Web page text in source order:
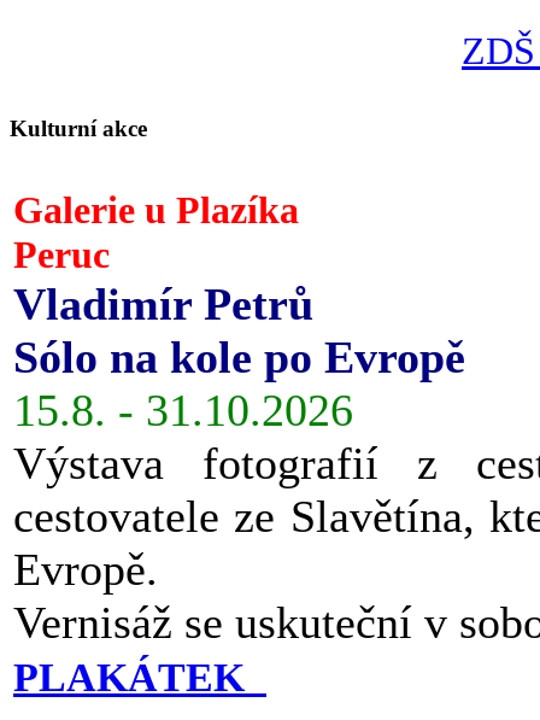
Kulturní akce
Galerie u Plazíka
Peruc
Vladimír Petrů
Sólo na kole po Evropě
15.8. - 31.10.2026
Výstava fotografií z
cestovatele ze Slavětína,
Evropě.
Vernisáž se uskuteční v
PLAKÁTEK